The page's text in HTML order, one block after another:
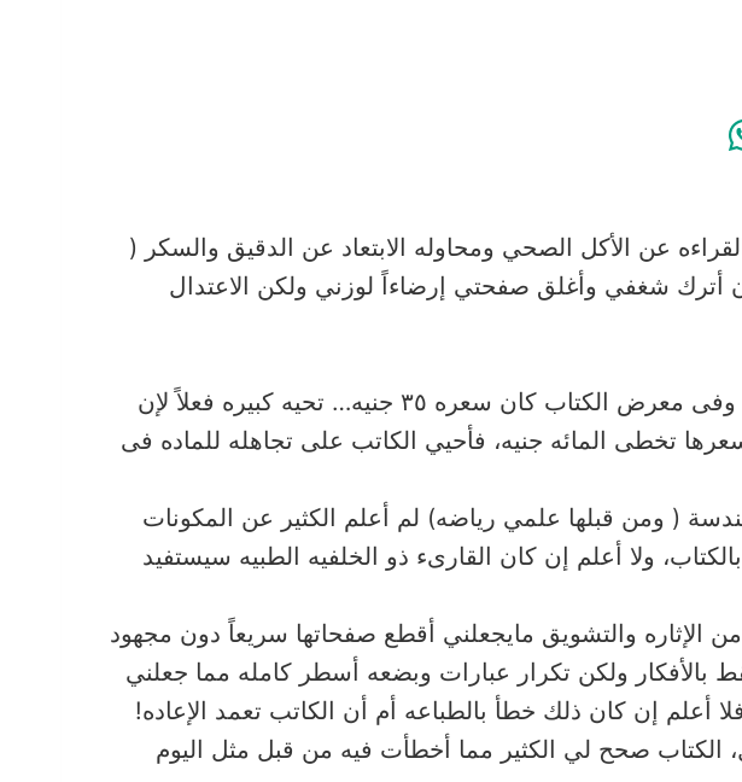
عن الأكل الصحي ومحاوله الابتعاد عن الدقيق والسكر (
أترك شغفي وأغلق صفحتي إرضاءاً لوزني ولكن الاعتدال
1. تحيه وتقدير للكاتب على سعر الكتاب، الكتاب يباع بأربعين جنيه بدار الشروق وفى معرض الكتاب كان سعره ٣٥ جنيه… تحيه كبيره فعلاً لإن
تخطى المائه جنيه، فأحيي الكاتب على تجاهله للماده فى
( ومن قبلها علمي رياضه) لم أعلم الكثير عن المكونات
ولا أعلم إن كان القارىء ذو الخلفيه الطبيه سيستفيد
بالأفكار ولكن تكرار عبارات وبضعه أسطر كامله مما جعلني
إن كان ذلك خطأ بالطباعه أم أن الكاتب تعمد الإعاده!
الكتاب صحح لي الكثير مما أخطأت فيه من قبل مثل اليوم